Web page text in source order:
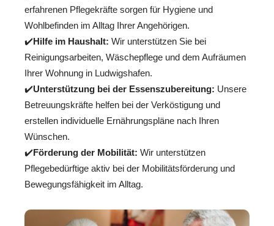
erfahrenen Pflegekräfte sorgen für Hygiene und
Wohlbefinden im Alltag Ihrer Angehörigen.
✔️Hilfe im Haushalt: Wir unterstützen Sie bei
Reinigungsarbeiten, Wäschepflege und dem Aufräumen
Ihrer Wohnung in Ludwigshafen.
✔️Unterstützung bei der Essenszubereitung: Unsere
Betreuungskräfte helfen bei der Verköstigung und
erstellen individuelle Ernährungspläne nach Ihren
Wünschen.
✔️Förderung der Mobilität: Wir unterstützen
Pflegebedürftige aktiv bei der Mobilitätsförderung und
Bewegungsfähigkeit im Alltag.